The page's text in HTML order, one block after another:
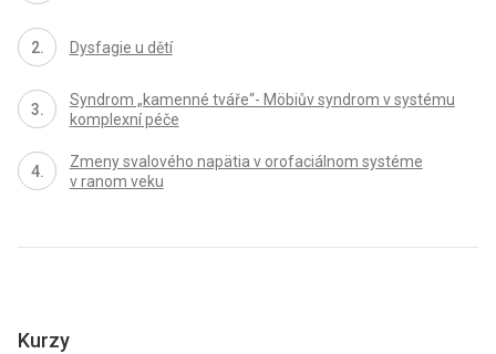
Dysfagie u dětí
Syndrom „kamenné tváře“- Möbiův syndrom v systému
komplexní péče
Zmeny svalového napätia v orofaciálnom systéme
v ranom veku
Kurzy